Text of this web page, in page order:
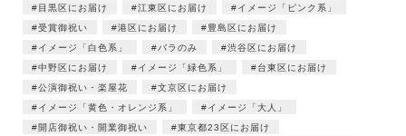
目黒区にお届け
江東区にお届け
イメージ「ピンク系」
受賞御祝い
港区にお届け
豊島区にお届け
イメージ「白色系」
バラのみ
渋谷区にお届け
中野区にお届け
イメージ「緑色系」
台東区にお届け
公演御祝い・楽屋花
文京区にお届け
イメージ「黄色・オレンジ系」
イメージ「大人」
開店御祝い・開業御祝い
東京都23区にお届け